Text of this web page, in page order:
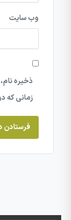
وب‌ سایت
ذخیره
زمانی که